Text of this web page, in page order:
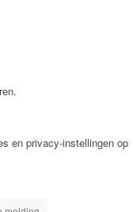
en privacy-instellingen op